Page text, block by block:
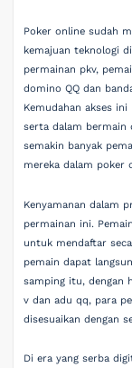
Poker online sudah
kemajuan teknologi
permainan pkv,
domino QQ dan
Kemudahan akses
serta dalam bermain
semakin banyak
mereka dalam poker
Kenyamanan dalam
permainan ini.
untuk mendaftar
pemain dapat
samping itu, dengan
v dan adu qq, para
disesuaikan dengan
Di era yang serba